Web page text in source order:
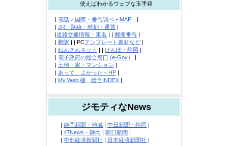
使えばわかるウェブな玉手箱
| 電話＞国際・番号調べ＋MAP|
| JR・路線・時刻・運賃|
|道路交通情報・東名 | | 郵便番号|
| 翻訳 | | PCテンプレート素材など|
| ねんきんネット | | けんぽ・静岡 |
| 電子政府の総合窓口 (e-Gov）
|
| 土地・家・マンション |
| あって、よかった～HP|
| My Web 棚 総合INDEX|
ジモティなNews
静岡新聞・地域| 中日新聞・静岡
47News・静岡 朝日新聞
中部経済新聞社 日本経済新聞社